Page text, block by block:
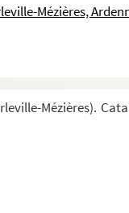
Mézières,
Mézières).